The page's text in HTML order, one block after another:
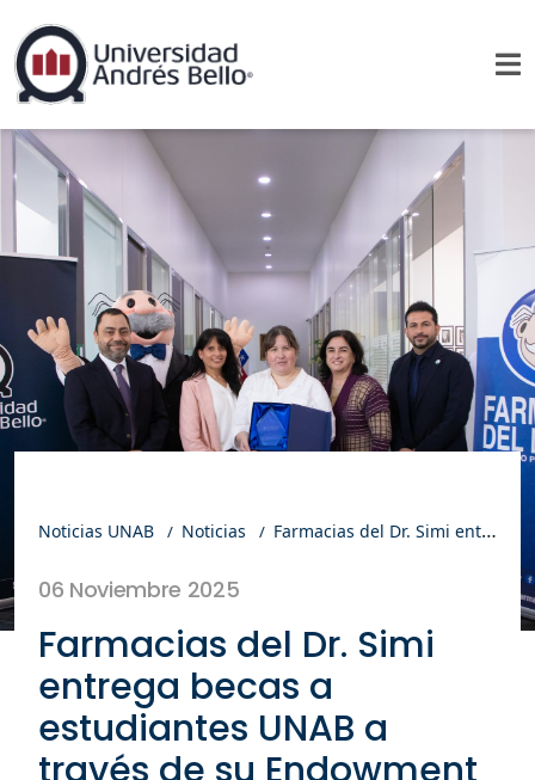
Noticias UNAB Noticias Farmacias del Dr. Simi entrega becas a estudiantes UNAB a través de su Endowment
06 Noviembre 2025
Farmacias del Dr. Simi
entrega becas a
estudiantes UNAB a